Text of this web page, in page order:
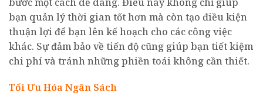
bạn quản lý thời gian tốt hơn mà còn tạo điều kiện
thuận lợi để bạn lên kế hoạch cho các công việc
khác. Sự đảm bảo về tiến độ cũng giúp bạn tiết kiệm
chi phí và tránh những phiền toái không cần thiết.
Tối Ưu Hóa Ngân Sách